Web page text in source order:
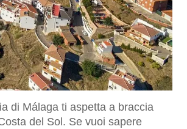
di Málaga ti aspetta a braccia
del Sol. Se vuoi sapere